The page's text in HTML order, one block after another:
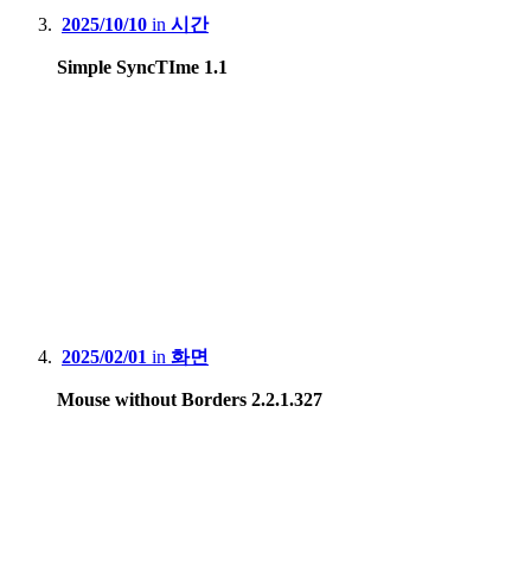
2025/10/10 in 시간
Simple SyncTIme 1.1
2025/02/01 in 화면
Mouse without Borders 2.2.1.327